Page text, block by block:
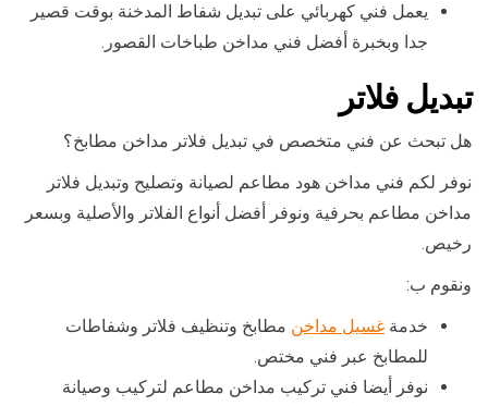
يعمل فني كهربائي على تبديل شفاط المدخنة بوقت قصير
جدا وبخبرة أفضل فني مداخن طباخات القصور.
تبديل فلاتر
هل تبحث عن فني متخصص في تبديل فلاتر مداخن مطابخ؟
نوفر لكم فني مداخن هود مطاعم لصيانة وتصليح وتبديل فلاتر
مداخن مطاعم بحرفية ونوفر أفضل أنواع الفلاتر والأصلية وبسعر
رخيص.
ونقوم ب:
خدمة غسيل مداخن مطابخ وتنظيف فلاتر وشفاطات
للمطابخ عبر فني مختص.
نوفر أيضا فني تركيب مداخن مطاعم لتركيب وصيانة